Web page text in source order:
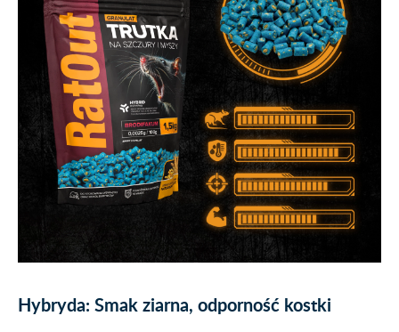
Hybryda: Smak ziarna, odporność kostki